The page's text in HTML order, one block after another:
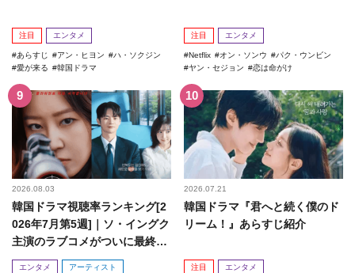
注目 エンタメ
あらすじ アン・ヒヨン
ハ・ソクジン
愛が来る
韓国ドラマ
注目 エンタメ
Netflix オン・ソンウ
パク・ウンビン
ヤン・セジョン
恋は命がけ
2026.08.03
韓国ドラマ視聴率ランキング[2
026年7月第5週]｜ソ・イングク
主演のラブコメがついに最終
回！
エンタメ アーティスト
2026.07.21
韓国ドラマ『君へと続く僕のド
リーム！』あらすじ紹介
注目 エンタメ